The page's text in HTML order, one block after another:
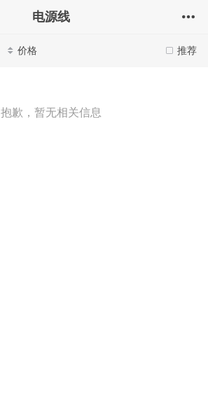
电源线
推荐
价格
抱歉，暂无相关信息